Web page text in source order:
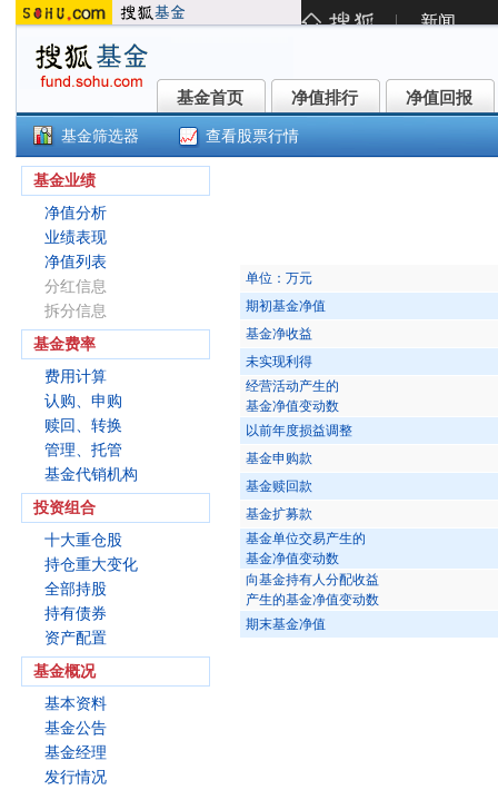
基金首页
基金首页 净值排行
净值排行 净值回报
净值回报
基金筛选器 查看股票行情
基金业绩
净值分析
业绩表现
净值列表
分红信息
拆分信息
基金费率
费用计算
认购、申购
赎回、转换
管理、托管
基金代销机构
投资组合
十大重仓股
持仓重大变化
全部持股
持有债券
资产配置
基金概况
基本资料
基金公告
基金经理
发行情况
单位：万元
期初基金净值
基金净收益
未实现利得
经营活动产生的
基金净值变动数
以前年度损益调整
基金申购款
基金赎回款
基金扩募款
基金单位交易产生的
基金净值变动数
向基金持有人分配收益
产生的基金净值变动数
期末基金净值